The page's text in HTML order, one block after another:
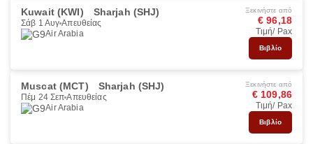
Kuwait (KWI) Sharjah (SHJ)
Σάβ 1 Αυγ Απευθείας
Air Arabia
Ξεκινήστε από
€ 96,18
Τιμή/ Pax
Βιβλίο
Muscat (MCT) Sharjah (SHJ)
Πέμ 24 Σεπ Απευθείας
Air Arabia
Ξεκινήστε από
€ 109,86
Τιμή/ Pax
Βιβλίο